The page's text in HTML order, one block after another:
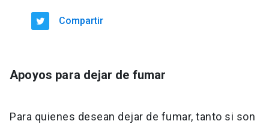
Compartir
Apoyos para dejar de fumar
Para quienes desean dejar de fumar, tanto si son